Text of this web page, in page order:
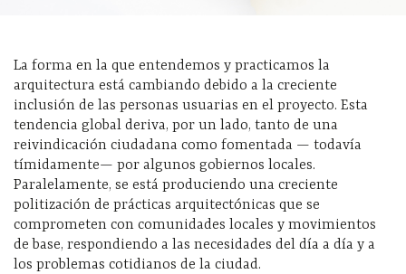
La forma en la que entendemos y practicamos la
arquitectura está cambiando debido a la creciente
inclusión de las personas usuarias en el proyecto. Esta
tendencia global deriva, por un lado, tanto de una
reivindicación ciudadana como fomentada — todavía
tímidamente— por algunos gobiernos locales.
Paralelamente, se está produciendo una creciente
politización de prácticas arquitectónicas que se
comprometen con comunidades locales y movimientos
de base, respondiendo a las necesidades del día a día y a
los problemas cotidianos de la ciudad.